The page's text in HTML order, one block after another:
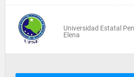
Universidad Estatal
Elena